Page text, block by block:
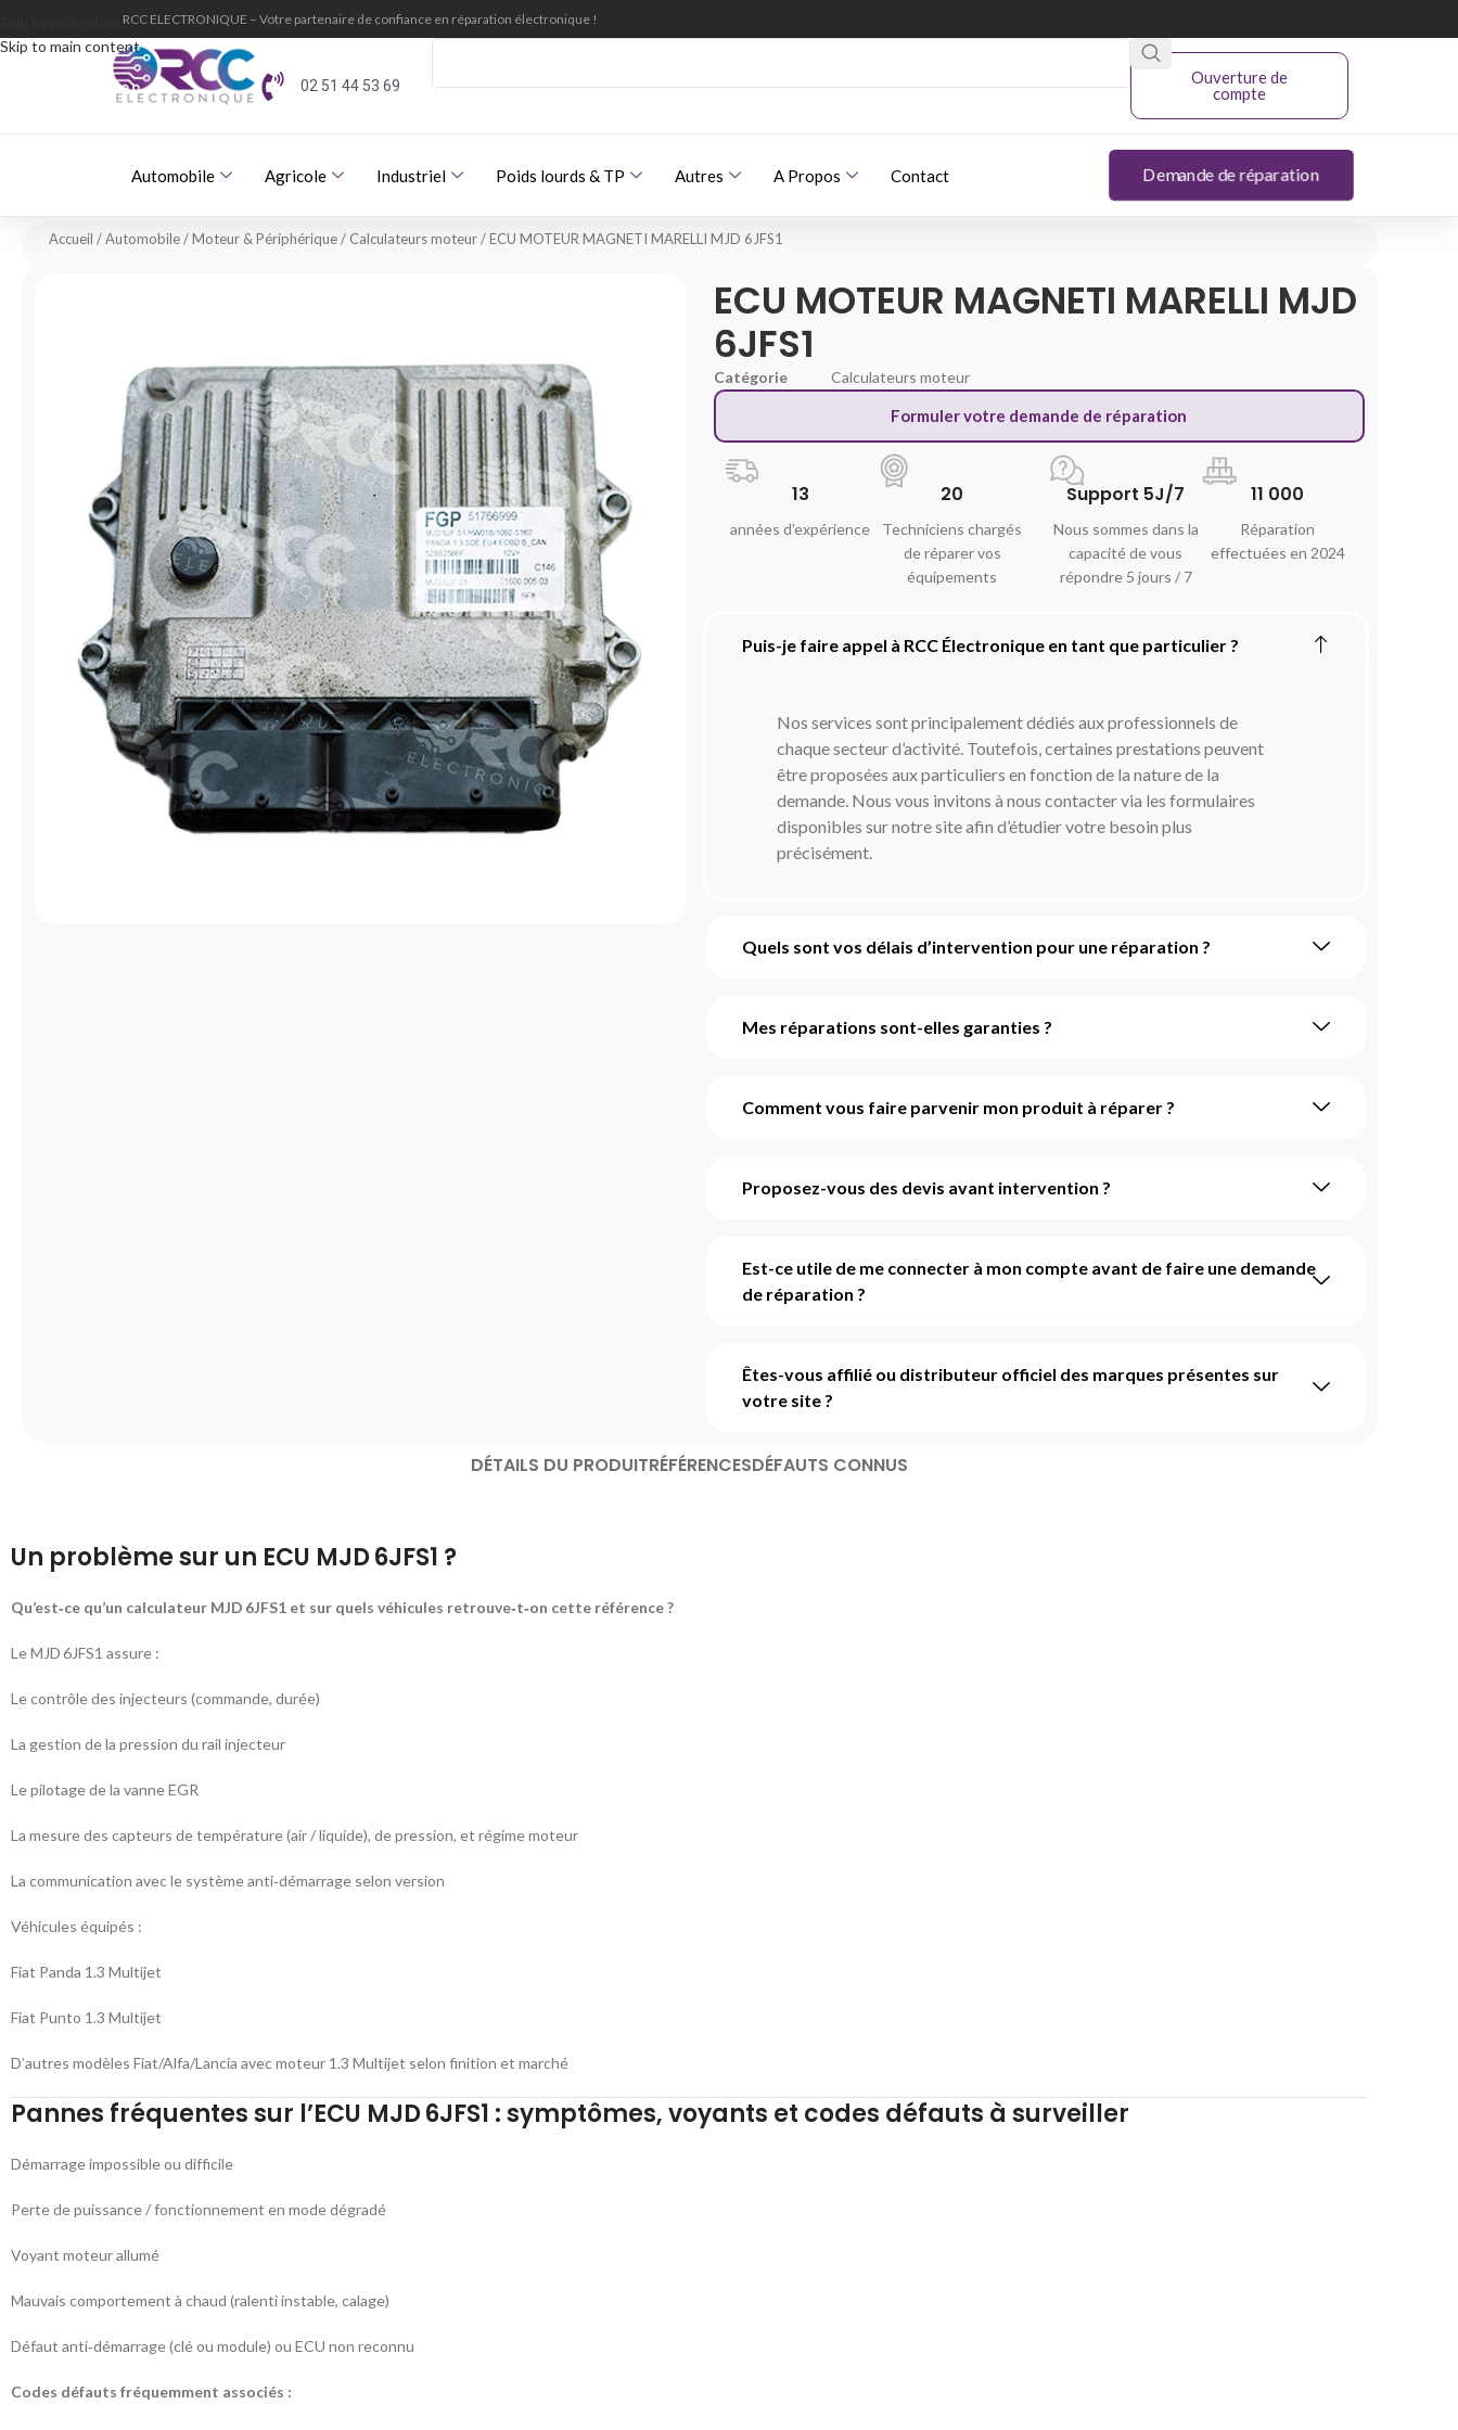
Skip to main content
RCC ELECTRONIQUE – Votre partenaire de confiance en réparation électronique !
02 51 44 53 69
Ouverture de
compte
Automobile Agricole Industriel Poids lourds & TP Autres A Propos Contact Demande de réparation
Accueil Automobile Moteur & Périphérique Calculateurs moteur ECU MOTEUR MAGNETI MARELLI MJD 6JFS1
ECU MOTEUR MAGNETI MARELLI MJD
6JFS1
Catégorie Calculateurs moteur
Formuler votre demande de réparation
13
années d’expérience
20
Techniciens chargés
de réparer vos
équipements
Support 5J/7
Nous sommes dans la
capacité de vous
répondre 5 jours / 7
11 000
Réparation
effectuées en 2024
Puis-je faire appel à RCC Électronique en tant que particulier ?
Nos services sont principalement dédiés aux professionnels de
chaque secteur d’activité. Toutefois, certaines prestations peuvent
être proposées aux particuliers en fonction de la nature de la
demande. Nous vous invitons à nous contacter via les formulaires
disponibles sur notre site afin d’étudier votre besoin plus
précisément.
Quels sont vos délais d’intervention pour une réparation ?
Mes réparations sont-elles garanties ?
Comment vous faire parvenir mon produit à réparer ?
Proposez-vous des devis avant intervention ?
Est-ce utile de me connecter à mon compte avant de faire une demande
de réparation ?
Êtes-vous affilié ou distributeur officiel des marques présentes sur
votre site ?
DÉTAILS DU PRODUITRÉFÉRENCESDÉFAUTS CONNUS
Un problème sur un ECU MJD 6JFS1 ?
Qu’est‑ce qu’un calculateur MJD 6JFS1 et sur quels véhicules retrouve‑t‑on cette référence ?
Le MJD 6JFS1 assure :
Le contrôle des injecteurs (commande, durée)
La gestion de la pression du rail injecteur
Le pilotage de la vanne EGR
La mesure des capteurs de température (air / liquide), de pression, et régime moteur
La communication avec le système anti‑démarrage selon version
Véhicules équipés :
Fiat Panda 1.3 Multijet
Fiat Punto 1.3 Multijet
D’autres modèles Fiat/Alfa/Lancia avec moteur 1.3 Multijet selon finition et marché
Pannes fréquentes sur l’ECU MJD 6JFS1 : symptômes, voyants et codes défauts à surveiller
Démarrage impossible ou difficile
Perte de puissance / fonctionnement en mode dégradé
Voyant moteur allumé
Mauvais comportement à chaud (ralenti instable, calage)
Défaut anti‑démarrage (clé ou module) ou ECU non reconnu
Codes défauts fréquemment associés :